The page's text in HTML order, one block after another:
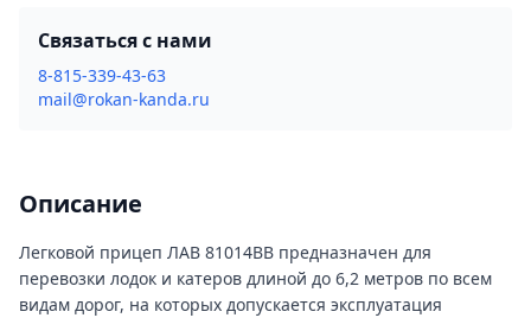
Связаться с нами
8-815-339-43-63
mail@rokan-kanda.ru
Описание
Легковой прицеп ЛАВ 81014ВВ предназначен для
перевозки лодок и катеров длиной до 6,2 метров по всем
видам дорог, на которых допускается эксплуатация